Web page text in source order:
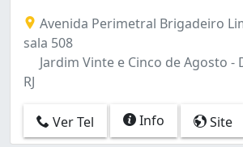
Avenida Perimetral Brigadeiro
sala 508
Jardim Vinte e Cinco de Agosto -
RJ
Ver Tel Info Site